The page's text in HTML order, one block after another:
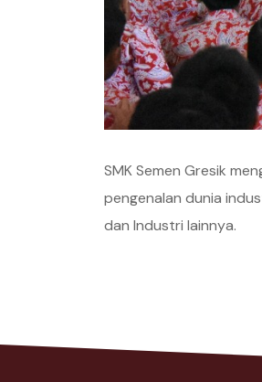
SMK Semen Gresik
pengenalan dunia
dan Industri lainnya.